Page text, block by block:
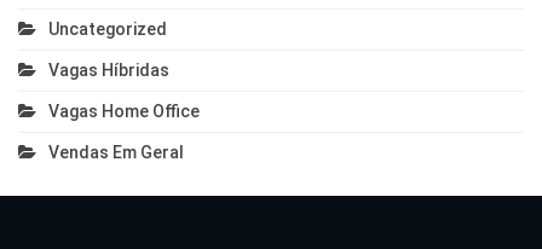
Uncategorized
Vagas Híbridas
Vagas Home Office
Vendas Em Geral